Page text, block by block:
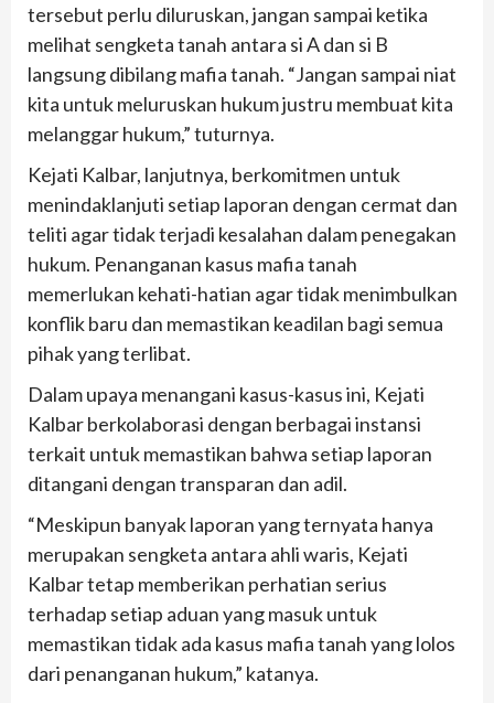
tersebut perlu diluruskan, jangan sampai ketika
melihat sengketa tanah antara si A dan si B
langsung dibilang mafia tanah. “Jangan sampai niat
kita untuk meluruskan hukum justru membuat kita
melanggar hukum,” tuturnya.
Kejati Kalbar, lanjutnya, berkomitmen untuk
menindaklanjuti setiap laporan dengan cermat dan
teliti agar tidak terjadi kesalahan dalam penegakan
hukum. Penanganan kasus mafia tanah
memerlukan kehati-hatian agar tidak menimbulkan
konflik baru dan memastikan keadilan bagi semua
pihak yang terlibat.
Dalam upaya menangani kasus-kasus ini, Kejati
Kalbar berkolaborasi dengan berbagai instansi
terkait untuk memastikan bahwa setiap laporan
ditangani dengan transparan dan adil.
“Meskipun banyak laporan yang ternyata hanya
merupakan sengketa antara ahli waris, Kejati
Kalbar tetap memberikan perhatian serius
terhadap setiap aduan yang masuk untuk
memastikan tidak ada kasus mafia tanah yang lolos
dari penanganan hukum,” katanya.